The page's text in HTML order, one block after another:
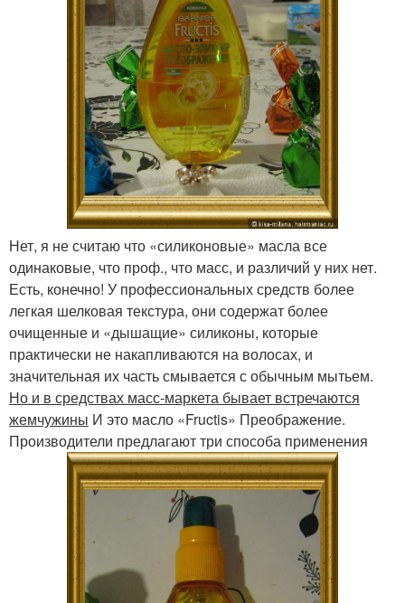
Нет, я не считаю что «силиконовые» масла все
одинаковые, что проф., что масс, и различий у них нет.
Есть, конечно! У профессиональных средств более
легкая шелковая текстура, они содержат более
очищенные и «дышащие» силиконы, которые
практически не накапливаются на волосах, и
значительная их часть смывается с обычным мытьем.
Но и в средствах масс-маркета бывает встречаются
жемчужины И это масло «Fructis» Преображение.
Производители предлагают три способа применения